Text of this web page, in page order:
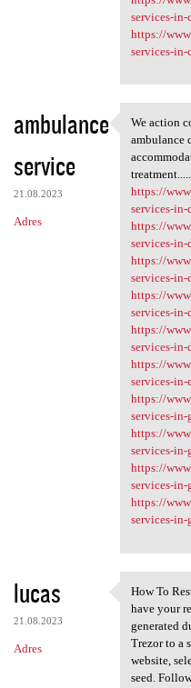
services-
https://
services-in-
ambulance
service
21.08.2023
Adres
We
We action
ambulance
https://
services-
https://
services-in-
https://
services-in-
https://
services-
https://
services-in-
https://
services-in-
https://
services-
https://
services-
https://
services-
https://
services-in-
lucas
21.08.2023
Adres
How To
How To
have your
generated
Trezor to a
website,
seed.